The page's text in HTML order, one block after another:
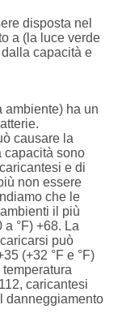
disposta nel
a (la luce verde
capacità e
ambiente) ha un
causare la
capacità sono
e di
non essere
che le
il più
a °F) +68. La
può
(+32 °F e °F)
caricantesi
danneggiamento